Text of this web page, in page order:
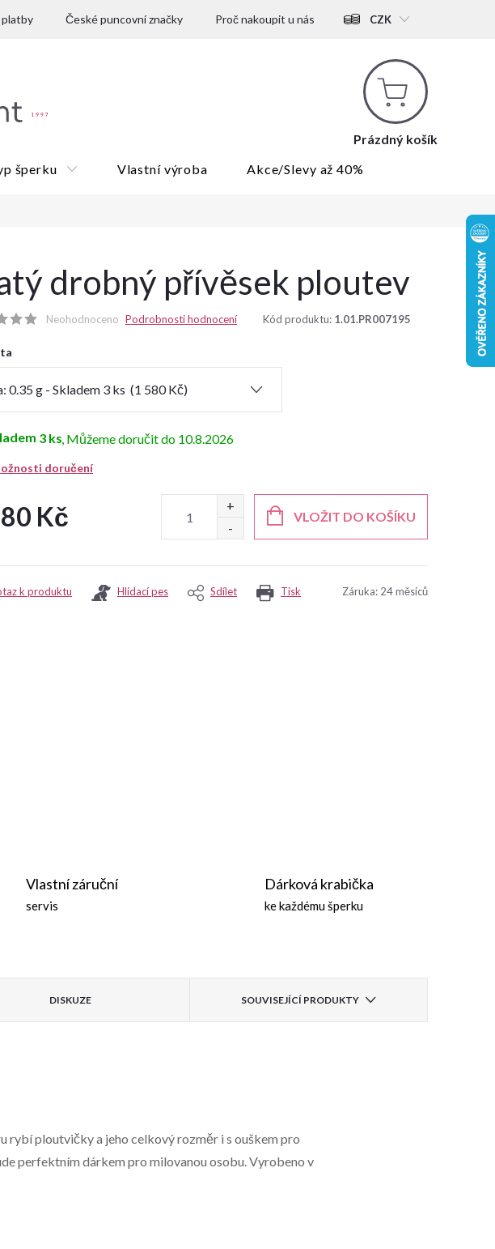
platby České puncovní značky Proč nakoupit u nás CZK
Nákupní
košík
Prázdný košík
šperku Vlastní výroba Akce/Slevy až 40%
drobný přívěsek ploutev
Neohodnoceno Podrobnosti hodnocení Kód produktu: 1.01.PR007195
3 ks 10.8.2026
doručení
Kč VLOŽIT DO KOŠÍKU
Tisk
k produktu Hlídací pes Sdílet Záruka: 24 měsíců
Dárková krabička
ke každému šperku
Vlastní záruční
servis
DISKUZE SOUVISEJÍCÍ PRODUKTY
rybí ploutvičky a jeho celkový rozměr i s ouškem pro
perfektním dárkem pro milovanou osobu. Vyrobeno v